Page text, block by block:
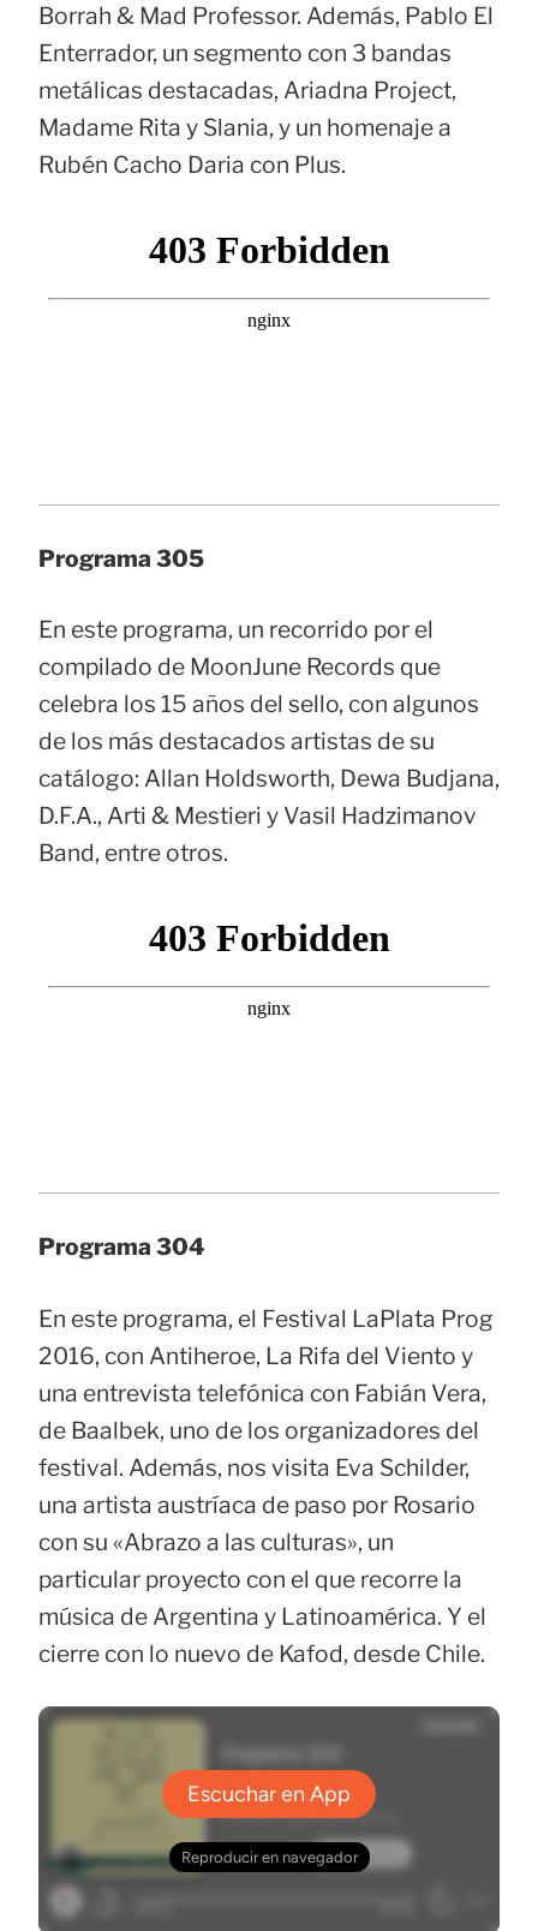
Borrah & Mad Professor. Además, Pablo El
Enterrador, un segmento con 3 bandas
metálicas destacadas, Ariadna Project,
Madame Rita y Slania, y un homenaje a
Rubén Cacho Daria con Plus.
Programa 305
En este programa, un recorrido por el
compilado de MoonJune Records que
celebra los 15 años del sello, con algunos
de los más destacados artistas de su
catálogo: Allan Holdsworth, Dewa Budjana,
D.F.A., Arti & Mestieri y Vasil Hadzimanov
Band, entre otros.
Programa 304
En este programa, el Festival LaPlata Prog
2016, con Antiheroe, La Rifa del Viento y
una entrevista telefónica con Fabián Vera,
de Baalbek, uno de los organizadores del
festival. Además, nos visita Eva Schilder,
una artista austríaca de paso por Rosario
con su «Abrazo a las culturas», un
particular proyecto con el que recorre la
música de Argentina y Latinoamérica. Y el
cierre con lo nuevo de Kafod, desde Chile.